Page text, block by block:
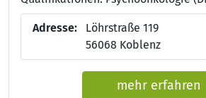
Adresse:
Löhrstraße 119
56068 Koblenz
mehr erfahren